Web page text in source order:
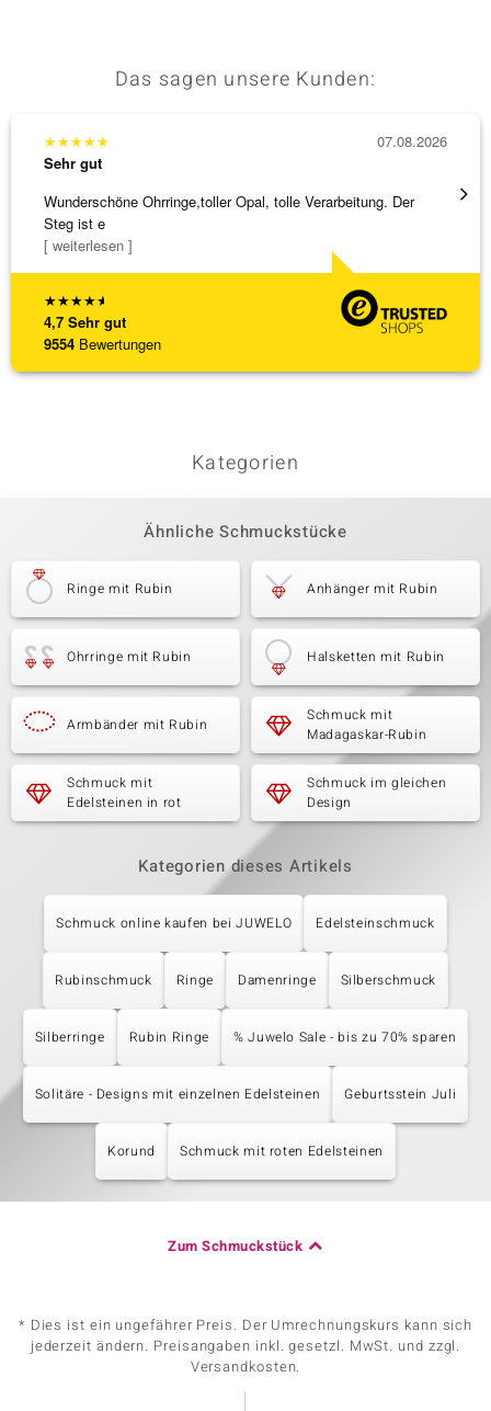
Das sagen unsere Kunden:
★★★★★
4,7 Sehr gut
9554 Bewertungen
★★★★★
Sehr gut
Wunderschöne Ohrringe,toller Opal, tolle Verarbeitung. Der
Steg ist e
[ weiterlesen ]
07.08.2026
Eine
Kategorien
Ähnliche Schmuckstücke
Ringe mit Rubin Anhänger mit Rubin
Ohrringe mit Rubin Halsketten mit Rubin
Armbänder mit Rubin
Schmuck mit
Madagaskar-Rubin
Schmuck mit
Edelsteinen in rot
Schmuck im gleichen
Design
Kategorien dieses Artikels
Schmuck online kaufen bei JUWELO Edelsteinschmuck
Rubinschmuck Ringe Damenringe Silberschmuck
Silberringe Rubin Ringe % Juwelo Sale - bis zu 70% sparen
Solitäre - Designs mit einzelnen Edelsteinen Geburtsstein Juli
Korund Schmuck mit roten Edelsteinen
Zum Schmuckstück
* Dies ist ein ungefährer Preis. Der Umrechnungskurs kann sich
jederzeit ändern. Preisangaben inkl. gesetzl. MwSt. und zzgl.
Versandkosten.